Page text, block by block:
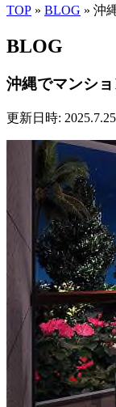
TOP » BLOG » 沖
BLOG
沖縄でマンシ
更新日時: 2025.7.25